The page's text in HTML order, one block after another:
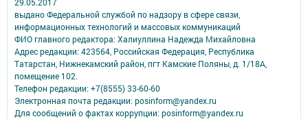
выдано Федеральной службой по надзору в сфере связи,
информационных технологий и массовых коммуникаций
ФИО главного редактора: Халиуллина Надежда Михайловна
Адрес редакции: 423564, Российская Федерация, Республика
Татарстан, Нижнекамский район, пгт Камские Поляны, д. 1/18А,
помещение 102.
Телефон редакции: +7(8555) 33-60-60
Электронная почта редакции: posinform@yandex.ru
Для сообщений о фактах коррупции: posinform@yandex.ru